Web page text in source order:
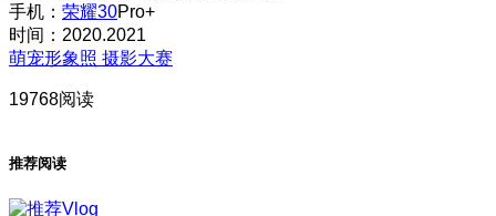
手机： 荣耀30Pro+
时间：2020.2021
萌宠形象照 摄影大赛
19768阅读
推荐阅读